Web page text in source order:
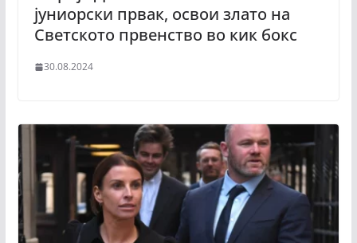
јуниорски првак, освои злато на
Светското првенство во кик бокс
30.08.2024